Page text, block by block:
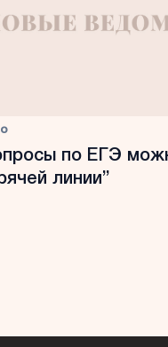
по ЕГЭ
линии”